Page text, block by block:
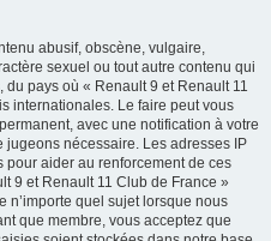
abusif, obscène, vulgaire,
sexuel ou tout autre contenu qui
pays où « Renault 9 et Renault 11
internationales. Le faire peut vous
avec une notification à votre
jugeons nécessaire. Les adresses IP
aider au renforcement de ces
9 et Renault 11 Club de France »
n’importe quel sujet lorsque nous
que membre, vous acceptez que